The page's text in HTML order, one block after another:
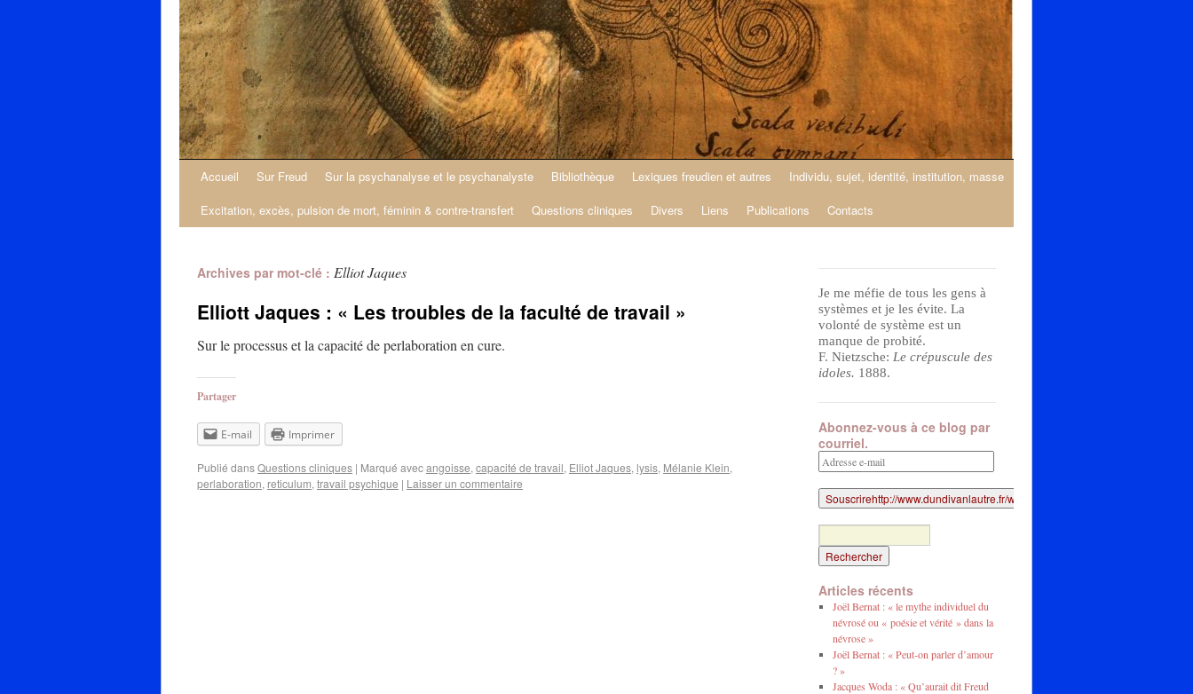
Accueil Sur Freud Sur la psychanalyse et le psychanalyste Bibliothèque Lexiques freudien et autres
Individu, sujet, identité, institution, masse
Excitation, excès, pulsion de mort, féminin & contre-transfert
Questions cliniques Divers Liens Publications Contacts
Archives par mot-clé : Elliot Jaques
Elliott Jaques : « Les troubles de la faculté de travail »
Sur le processus et la capacité de perlaboration en cure.
Partager
E-mail Imprimer
Publié dansQuestions cliniques | Marqué avecangoisse, capacité de travail, Elliot Jaques, lysis, Mélanie Klein,
perlaboration, reticulum, travail psychique | Laisser un commentaire
Je me méfie de tous les gens à
systèmes et je les évite. La
volonté de système est un
manque de probité.
F. Nietzsche: Le crépuscule des
idoles. 1888.
Abonnez-vous à ce blog par
courriel.
Adresse
e-
mail
Articles récents
Joël Bernat : « le mythe individuel du
névrosé ou « poésie et vérité » dans la
névrose »
Joël Bernat : « Peut-on parler d’amour
? »
Jacques Woda : « Qu’aurait dit Freud